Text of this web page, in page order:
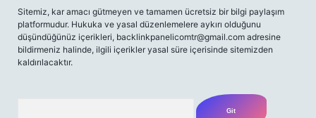
Sitemiz, kar amacı gütmeyen ve tamamen ücretsiz bir bilgi paylaşım
platformudur. Hukuka ve yasal düzenlemelere aykırı olduğunu
düşündüğünüz içerikleri, backlinkpanelicomtr@gmail.com adresine
bildirmeniz halinde, ilgili içerikler yasal süre içerisinde sitemizden
kaldırılacaktır.